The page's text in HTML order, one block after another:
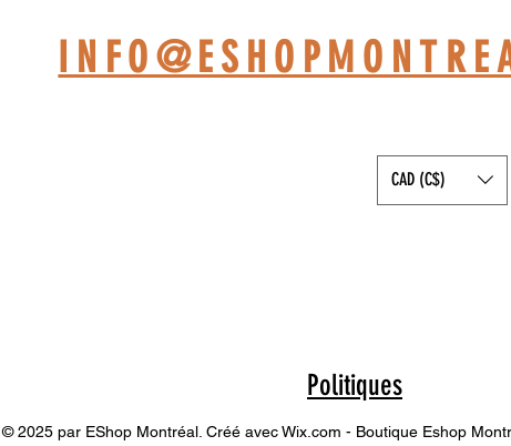
CAD (C$)
Politiques
© 2025 par EShop Montréal. Créé avec Wix.com - Boutique Eshop